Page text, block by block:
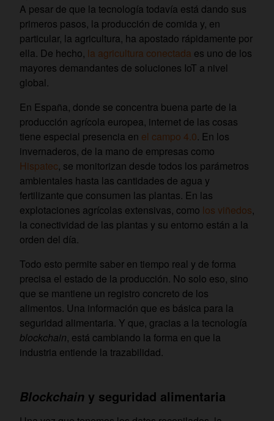
A pesar de que la tecnología todavía está dando sus
primeros pasos, la producción de comida y, en
particular, la agricultura, ha apostado rápidamente por
ella. De hecho, la agricultura conectada es uno de los
mayores demandantes de soluciones IoT a nivel
global.
En España, donde se concentra buena parte de la
producción agrícola europea, internet de las cosas
tiene especial presencia en el campo 4.0. En los
invernaderos, de la mano de empresas como
Hispatec, se monitorizan desde todos los parámetros
ambientales hasta las cantidades de agua y
fertilizante que consumen las plantas. En las
explotaciones agrícolas extensivas, como los viñedos,
la conectividad de las plantas y su entorno están a la
orden del día.
Todo esto permite saber en tiempo real y de forma
precisa el estado de la producción. No solo eso, sino
que se mantiene un registro concreto de los
alimentos. Una información que es básica para la
seguridad alimentaria. Y que, gracias a la tecnología
blockchain, está cambiando la forma en que la
industria entiende la trazabilidad.
Blockchain y seguridad alimentaria